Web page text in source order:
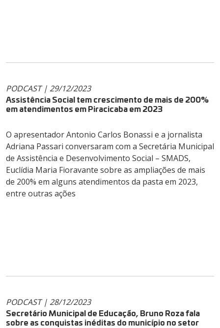
PODCAST | 29/12/2023
Assistência Social tem crescimento de mais de 200%
em atendimentos em Piracicaba em 2023
O apresentador Antonio Carlos Bonassi e a jornalista
Adriana Passari conversaram com a Secretária Municipal
de Assistência e Desenvolvimento Social – SMADS,
Euclídia Maria Fioravante sobre as ampliações de mais
de 200% em alguns atendimentos da pasta em 2023,
entre outras ações
PODCAST | 28/12/2023
Secretário Municipal de Educação, Bruno Roza fala
sobre as conquistas inéditas do município no setor